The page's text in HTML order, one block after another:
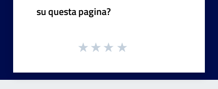
su questa pagina?